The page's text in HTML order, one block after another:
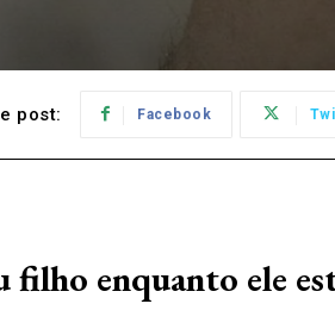
post: Facebook
enquanto ele